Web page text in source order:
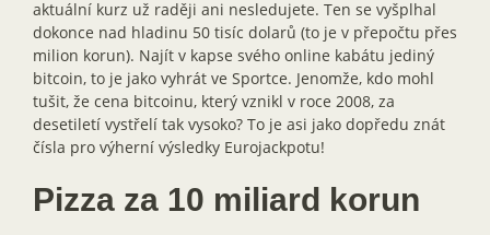
aktuální kurz už raději ani nesledujete. Ten se vyšplhal
dokonce nad hladinu 50 tisíc dolarů (to je v přepočtu přes
milion korun). Najít v kapse svého online kabátu jediný
bitcoin, to je jako vyhrát ve Sportce. Jenomže, kdo mohl
tušit, že cena bitcoinu, který vznikl v roce 2008, za
desetiletí vystřelí tak vysoko? To je asi jako dopředu znát
čísla pro výherní výsledky Eurojackpotu!
Pizza za 10 miliard korun